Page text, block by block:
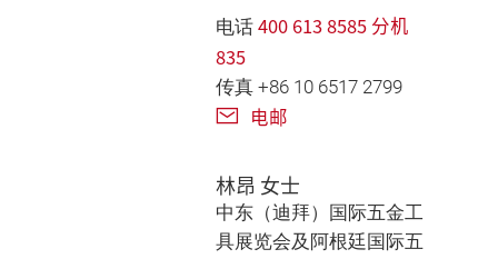
电话 400 613 8585 分机
835
传真 +86 10 6517 2799
电邮
林昂 女士
中东（迪拜）国际五金工
具展览会及阿根廷国际五